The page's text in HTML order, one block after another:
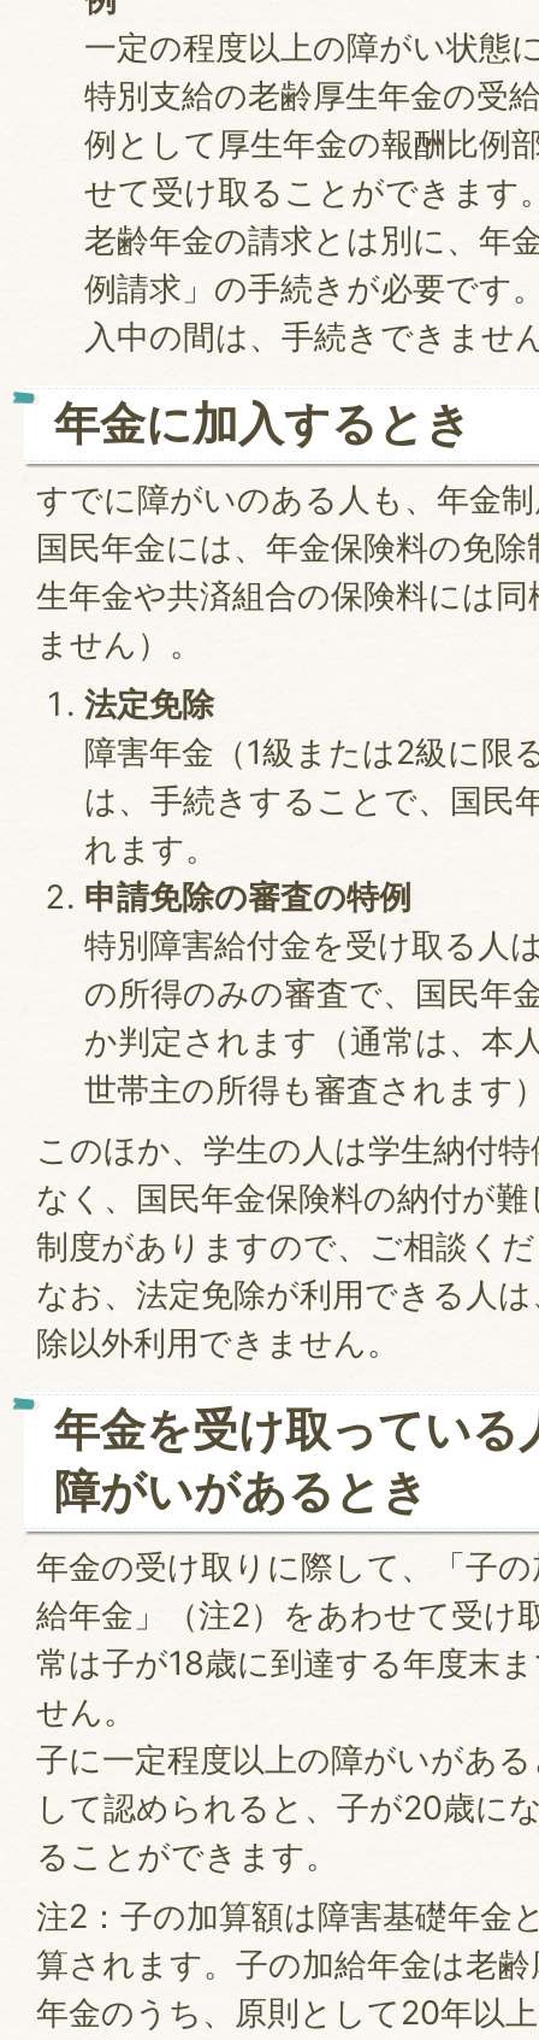
一定の程度以上の障がい状態
特別支給の老齢厚生年金の受
例として厚生年金の報酬比例
せて受け取ることができます
老齢年金の請求とは別に、年
例請求」の手続きが必要です
入中の間は、手続きできませ
年金に加入するとき
すでに障がいのある人も、年金
国民年金には、年金保険料の免
生年金や共済組合の保険料には
ません）。
法定免除
障害年金（1級または2級に限
は、手続きすることで、国民
れます。
申請免除の審査の特例
特別障害給付金を受け取る人
の所得のみの審査で、国民年
か判定されます（通常は、本
世帯主の所得も審査されます
このほか、学生の人は学生納付
なく、国民年金保険料の納付が
制度がありますので、ご相談く
なお、法定免除が利用できる人
除以外利用できません。
年金を受け取っている
障がいがあるとき
年金の受け取りに際して、「子
給年金」（注2）をあわせて受け
常は子が18歳に到達する年度末
せん。
子に一定程度以上の障がいがあ
して認められると、子が20歳に
ることができます。
注2：子の加算額は障害基礎年金
算されます。子の加給年金は老
年金のうち、原則として20年以